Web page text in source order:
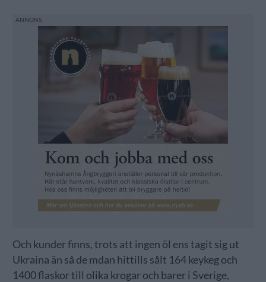
Och kunder finns, trots att ingen öl ens tagit sig ut
Ukraina än så de mdan hittills sålt 164 keykeg och
1400 flaskor till olika krogar och barer i Sverige,